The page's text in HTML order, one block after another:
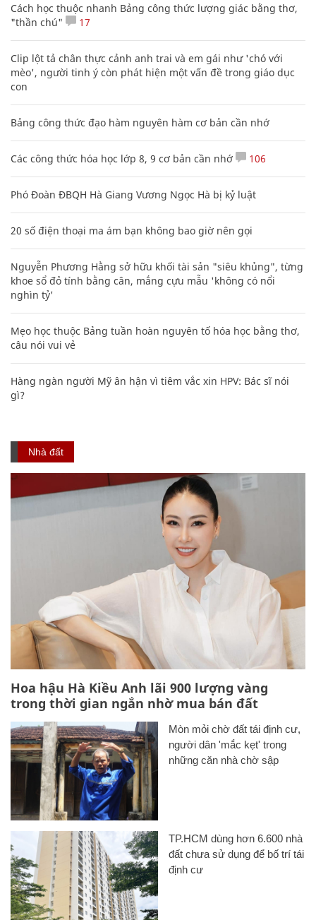
Cách học thuộc nhanh Bảng công thức lượng giác bằng thơ,
"thần chú"
17
Clip lột tả chân thực cảnh anh trai và em gái như 'chó với
mèo', người tinh ý còn phát hiện một vấn đề trong giáo dục
con
Bảng công thức đạo hàm nguyên hàm cơ bản cần nhớ
Các công thức hóa học lớp 8, 9 cơ bản cần nhớ 106
Phó Đoàn ĐBQH Hà Giang Vương Ngọc Hà bị kỷ luật
20 số điện thoại ma ám bạn không bao giờ nên gọi
Nguyễn Phương Hằng sở hữu khối tài sản "siêu khủng", từng
khoe sổ đỏ tính bằng cân, mắng cựu mẫu 'không có nổi
nghìn tỷ'
Mẹo học thuộc Bảng tuần hoàn nguyên tố hóa học bằng thơ,
câu nói vui vẻ
Hàng ngàn người Mỹ ân hận vì tiêm vắc xin HPV: Bác sĩ nói
gì?
Nhà đất
Hoa hậu Hà Kiều Anh lãi 900 lượng vàng
trong thời gian ngắn nhờ mua bán đất
Mòn mỏi chờ đất tái định cư,
người dân 'mắc kẹt' trong
những căn nhà chờ sập
TP.HCM dùng hơn 6.600 nhà
đất chưa sử dụng để bố trí tái
định cư